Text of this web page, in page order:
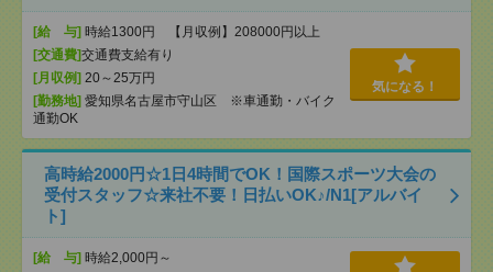
[給 与] 時給1300円 【月収例】208000円以上
[交通費]交通費支給有り
[月収例] 20～25万円
[勤務地] 愛知県名古屋市守山区 ※車通勤・バイク
通勤OK
気になる！
高時給2000円☆1日4時間でOK！国際スポーツ大会の
受付スタッフ☆来社不要！日払いOK♪/N1[アルバイ
ト]
[給 与] 時給2,000円～